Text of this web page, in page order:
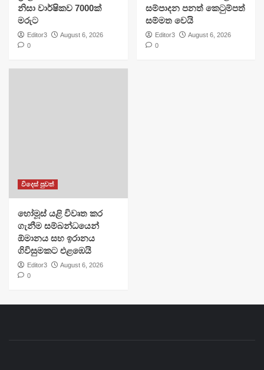
නිසා වාර්ෂිකව 7000ක්
මරුට
Editor3
August 6, 2026
0
සම්පාදන පනත් කෙටුම්පත්
සම්මත වෙයි
Editor3
August 6, 2026
0
විදෙස් පුවත්
හෝමූස් යළි විවෘත කර
ගැනීම සම්බන්ධයෙන්
ඕමානය සහ ඉරානය
ගිවිසුමකට එළඹෙයි
Editor3
August 6, 2026
0